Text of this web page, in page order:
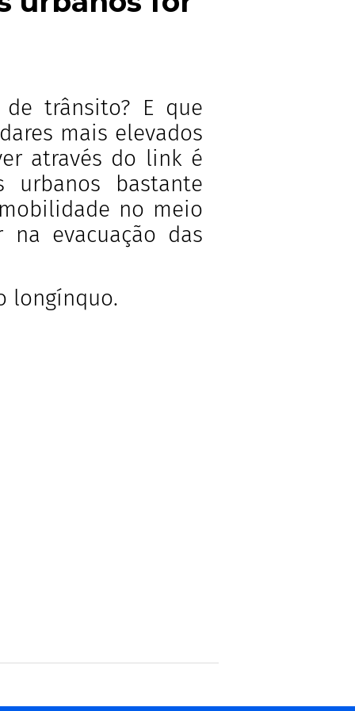
trânsito? E que
mais elevados
através do link é
urbanos bastante
no meio
evacuação das
longínquo.